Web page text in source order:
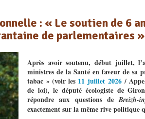
: « Le soutien de 6
de parlementaires
Après avoir soutenu, début juillet,
ministres de la Santé en faveur de sa
tabac » (voir les 11 juillet 2026 /
de loi), le député écologiste de
répondre aux questions deBreizh-
exactement sur la même rive